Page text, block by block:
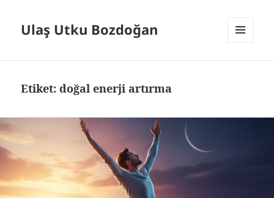
Ulaş Utku Bozdoğan
Etiket:doğal enerji artırma